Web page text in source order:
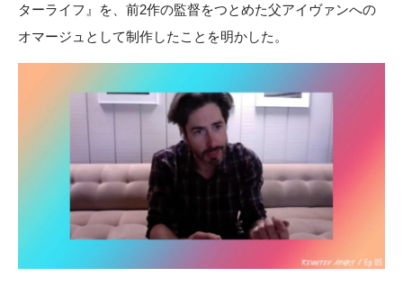
ターライフ』を、前2作の監督をつとめた父アイヴァンへの
オマージュとして制作したことを明かした。